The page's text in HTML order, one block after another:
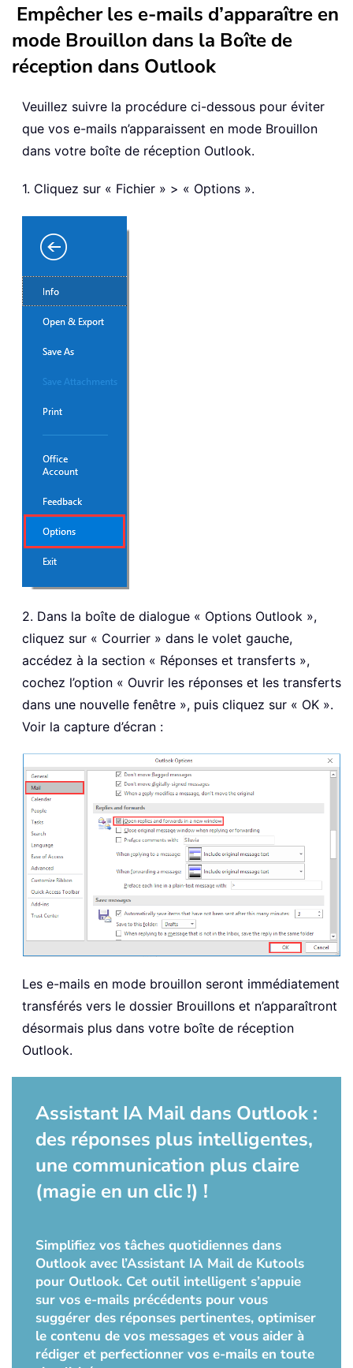
Empêcher les e-mails d’apparaître en
mode Brouillon dans la Boîte de
réception dans Outlook
Veuillez suivre la procédure ci-dessous pour éviter
que vos e-mails n’apparaissent en mode Brouillon
dans votre boîte de réception Outlook.
1. Cliquez sur « Fichier » > « Options ».
2. Dans la boîte de dialogue « Options Outlook »,
cliquez sur « Courrier » dans le volet gauche,
accédez à la section « Réponses et transferts »,
cochez l’option « Ouvrir les réponses et les transferts
dans une nouvelle fenêtre », puis cliquez sur « OK ».
Voir la capture d’écran :
Les e-mails en mode brouillon seront immédiatement
transférés vers le dossier Brouillons et n’apparaîtront
désormais plus dans votre boîte de réception
Outlook.
Assistant IA Mail dans Outlook :
des réponses plus intelligentes,
une communication plus claire
(magie en un clic !) !
Simplifiez vos tâches quotidiennes dans
Outlook avec l’Assistant IA Mail de Kutools
pour Outlook. Cet outil intelligent s’appuie
sur vos e-mails précédents pour vous
suggérer des réponses pertinentes, optimiser
le contenu de vos messages et vous aider à
rédiger et perfectionner vos e-mails en toute